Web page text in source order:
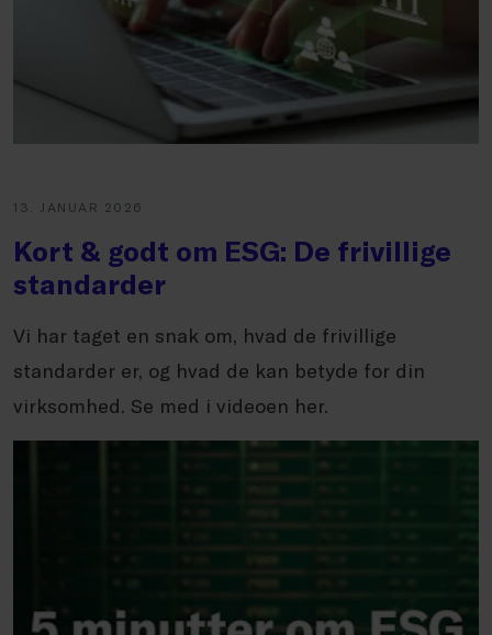
13. JANUAR 2026
Kort & godt om ESG: De frivillige
standarder
Vi har taget en snak om, hvad de frivillige
standarder er, og hvad de kan betyde for din
virksomhed. Se med i videoen her.